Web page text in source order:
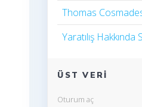
Thomas
Yaratılış Hakkında
ÜST VERI
Oturum aç